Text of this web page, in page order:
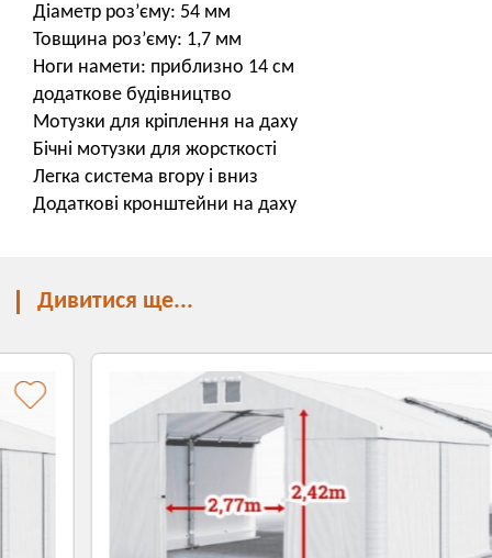
Діаметр роз’єму: 54 мм
Товщина роз’єму: 1,7 мм
Ноги намети: приблизно 14 см
додаткове будівництво
Мотузки для кріплення на даху
Бічні мотузки для жорсткості
Легка система вгору і вниз
Додаткові кронштейни на даху
Дивитися ще...